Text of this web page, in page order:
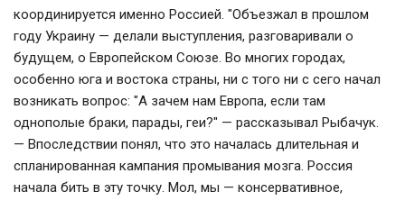
координируется именно Россией. "Объезжал в прошлом
году Украину — делали выступления, разговаривали о
будущем, о Европейском Союзе. Во многих городах,
особенно юга и востока страны, ни с того ни с сего начал
возникать вопрос: "А зачем нам Европа, если там
однополые браки, парады, геи?" — рассказывал Рыбачук.
— Впоследствии понял, что это началась длительная и
спланированная кампания промывания мозга. Россия
начала бить в эту точку. Мол, мы — консервативное,